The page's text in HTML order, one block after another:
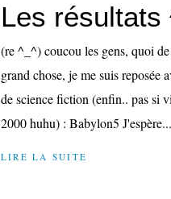
Les résultats
(re ^_^) coucou les gens, quoi
grand chose, je me suis reposée
de science fiction (enfin.. pas si
2000 huhu) : Babylon5 J'espère...
LIRE LA SUITE